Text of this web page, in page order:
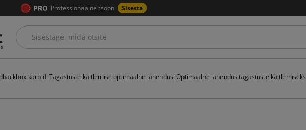
Professionaalne tsoon Sisesta
karbid: Tagastuste käitlemise optimaalne lahendus: Optimaalne lahendus tagastuste käitlemiseks